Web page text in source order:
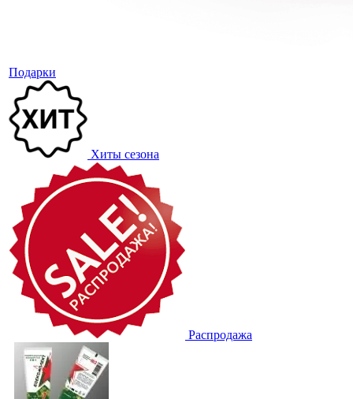
Подарки
Хиты сезона
Распродажа